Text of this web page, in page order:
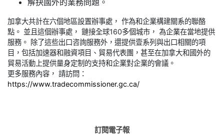
加拿大共計在六個地區設置辦事處， 作為和企業構建關系的聯酪
點。 並且這個辦事處， 鏈接全球160多個城市， 為企業在當地提供
服務。 除了這些出口咨詢服務外，還提供壹系列與出口相關的項
目，包括加速器和融資項目、貿易代表團，甚至在加拿大和國外的
貿易活動上提供量身定制的支持和企業對企業的會議。
更多服務內容， 請訪問：
https://www.tradecommissioner.gc.ca/
訂閱電子報